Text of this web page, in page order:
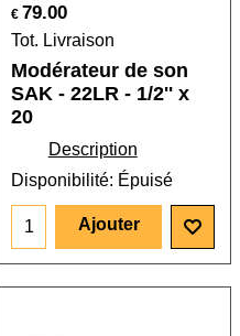
€ 79.00
Tot. Livraison
Modérateur de son
SAK - 22LR - 1/2'' x
20
Description
Disponibilité: Épuisé
Ajouter